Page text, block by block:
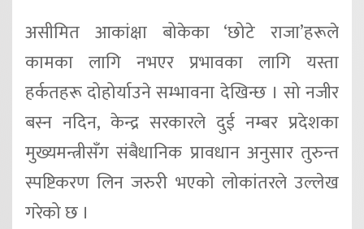
असीमित आकांक्षा बोकेका ‘छोटे राजा’हरूले
कामका लागि नभएर प्रभावका लागि यस्ता
हर्कतहरू दोहोर्याउने सम्भावना देखिन्छ । सो नजीर
बस्न नदिन, केन्द्र सरकारले दुई नम्बर प्रदेशका
मुख्यमन्त्रीसँग संबैधानिक प्रावधान अनुसार तुरुन्त
स्पष्टिकरण लिन जरुरी भएको लोकांतरले उल्लेख
गरेको छ ।